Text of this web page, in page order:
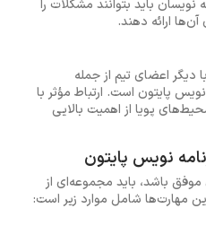
باید بتوانند مشکلات را
ارائه دهند.
دیگر اعضای تیم از جمله
پایتون است. ارتباط مؤثر با
پویا از اهمیت بالایی
نویس پایتون
موفق باشد، باید مجموعه‌ای از
مهارت‌ها شامل موارد زیر است: